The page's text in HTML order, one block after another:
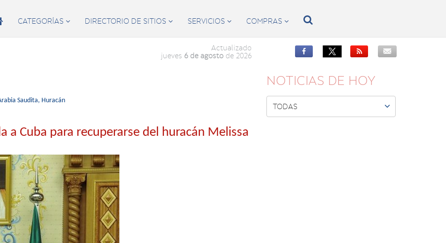
CATEGORÍAS  DIRECTORIO DE SITIOS  SERVICIOS  COMPRAS  
Actualizado
jueves 6 de agostode 2026


Saudita, Huracán
a Cuba para recuperarse del huracán Melissa
NOTICIAS DE HOY
TODAS 